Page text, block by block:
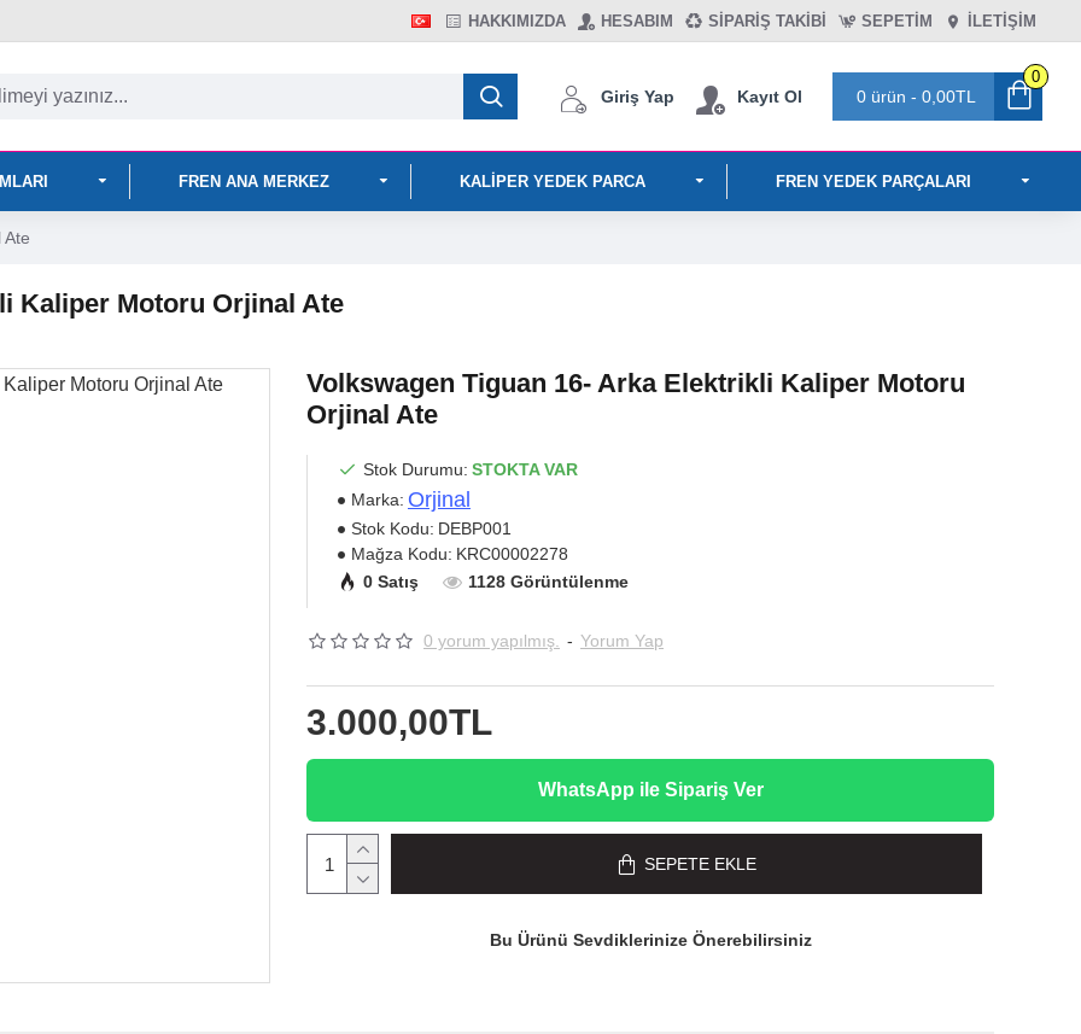
HAKKIMIZDA HESABIM SIPARIŞ TAKIBI SEPETIM İLETİŞİM
Giriş Yap Kayıt Ol 0 ürün - 0,00TL
0
FREN ANA MERKEZ KALIPER YEDEK PARCA FREN YEDEK PARÇALARI
Ate
Kaliper Motoru Orjinal Ate
Volkswagen Tiguan 16- Arka Elektrikli Kaliper Motoru
Orjinal Ate
Stok Durumu: STOKTA VAR
Marka: Orjinal
Stok Kodu: DEBP001
Mağza Kodu: KRC00002278
0 Satış
1128 Görüntülenme
0 yorum yapılmış. - Yorum Yap
3.000,00TL
WhatsApp ile Sipariş Ver
SEPETE EKLE
Bu Ürünü Sevdiklerinize Önerebilirsiniz